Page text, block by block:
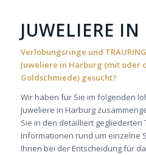
JUWELIERE
Verlobungsringe und
Juweliere in Harburg (mit oder
Goldschmiede) gesucht?
Wir haben für Sie im folgenden
Juweliere in Harburg
Sie in den detailliert gegliederten
Informationen rund um einzelne
Ihnen bei der Entscheidung für